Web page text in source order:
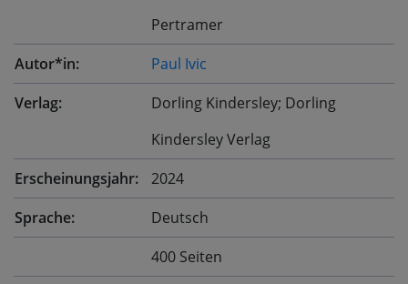
Pertramer
Autor*in:
Paul Ivic
Verlag:
Dorling Kindersley; Dorling
Kindersley Verlag
Erscheinungsjahr:
2024
Sprache:
Deutsch
400 Seiten